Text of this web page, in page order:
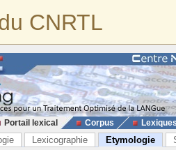
CNRTL
Portail lexical Corpus
Lexicographie Etymologie